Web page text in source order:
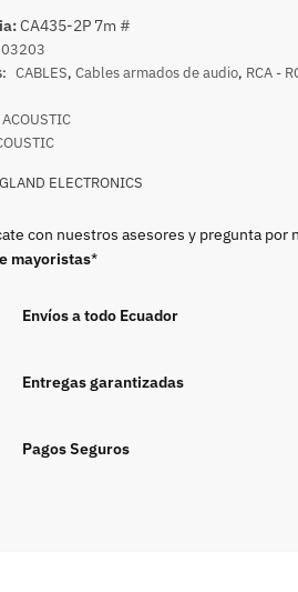
CA435-2P 7m #
CABLES, Cables armados de audio, RCA -
ACOUSTIC
ELECTRONICS
con nuestros asesores y pregunta por
mayoristas*
Envíos a todo Ecuador
Entregas garantizadas
Pagos Seguros